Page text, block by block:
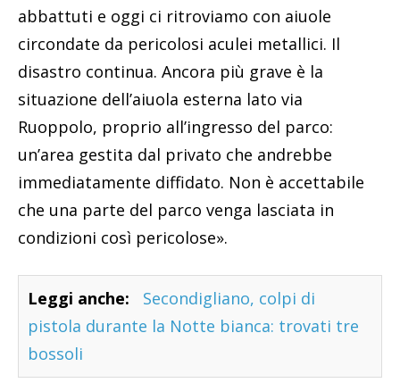
abbattuti e oggi ci ritroviamo con aiuole
circondate da pericolosi aculei metallici. Il
disastro continua. Ancora più grave è la
situazione dell’aiuola esterna lato via
Ruoppolo, proprio all’ingresso del parco:
un’area gestita dal privato che andrebbe
immediatamente diffidato. Non è accettabile
che una parte del parco venga lasciata in
condizioni così pericolose».
Leggi anche:
Secondigliano, colpi di
pistola durante la Notte bianca: trovati tre
bossoli